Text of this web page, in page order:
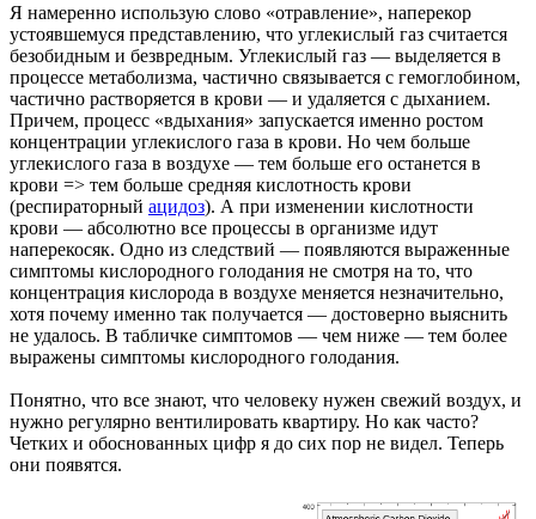
Я намеренно использую слово «отравление», наперекор
устоявшемуся представлению, что углекислый газ считается
безобидным и безвредным. Углекислый газ — выделяется в
процессе метаболизма, частично связывается с гемоглобином,
частично растворяется в крови — и удаляется с дыханием.
Причем, процесс «вдыхания» запускается именно ростом
концентрации углекислого газа в крови. Но чем больше
углекислого газа в воздухе — тем больше его останется в
крови => тем больше средняя кислотность крови
(респираторный ацидоз). А при изменении кислотности
крови — абсолютно все процессы в организме идут
наперекосяк. Одно из следствий — появляются выраженные
симптомы кислородного голодания не смотря на то, что
концентрация кислорода в воздухе меняется незначительно,
хотя почему именно так получается — достоверно выяснить
не удалось. В табличке симптомов — чем ниже — тем более
выражены симптомы кислородного голодания.
Понятно, что все знают, что человеку нужен свежий воздух, и
нужно регулярно вентилировать квартиру. Но как часто?
Четких и обоснованных цифр я до сих пор не видел. Теперь
они появятся.